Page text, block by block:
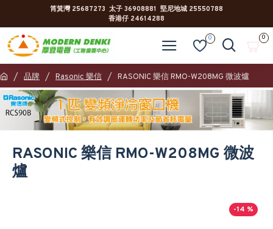
筲箕灣 25687273 太子 36908881 堅尼地城 25550788
香港仔 24614288
0 0
品牌 Rasonic 樂信 RASONIC 樂信 RMO-W208MG 微波爐
RASONIC 樂信 RMO-W208MG 微波
爐
-14 %